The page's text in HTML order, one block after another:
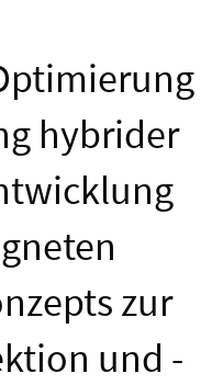
hybrider
zur
und -